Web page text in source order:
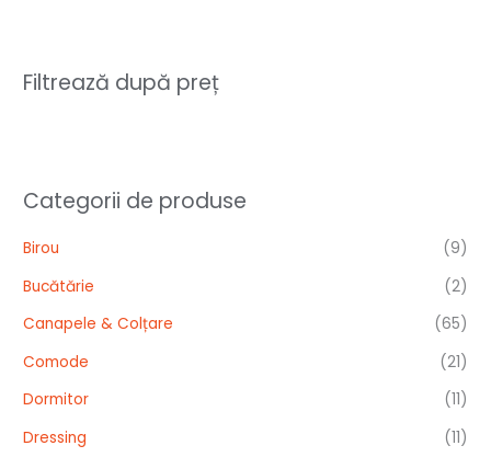
Filtrează după preț
Categorii de produse
Birou
(9)
Bucătărie
(2)
Canapele & Colțare
(65)
Comode
(21)
Dormitor
(11)
Dressing
(11)